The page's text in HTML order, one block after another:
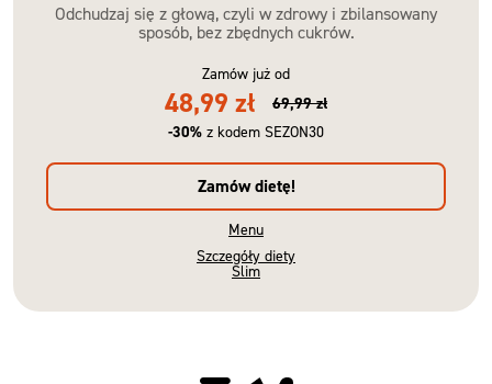
Odchudzaj się z głową, czyli w zdrowy i zbilansowany
sposób, bez zbędnych cukrów.
Zamów już od
48,99 zł
69,99 zł
-30% z kodem SEZON30
Zamów dietę!
Menu
Szczegóły diety
Slim